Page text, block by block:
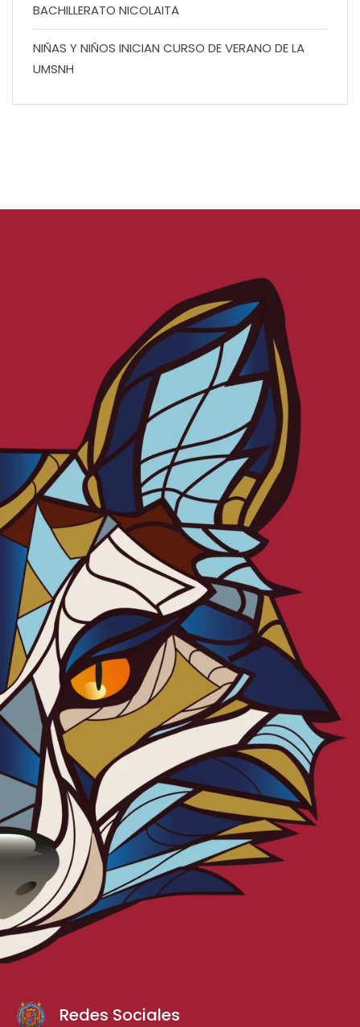
BACHILLERATO NICOLAITA
NIÑAS Y NIÑOS INICIAN CURSO DE VERANO DE LA
UMSNH
Redes Sociales